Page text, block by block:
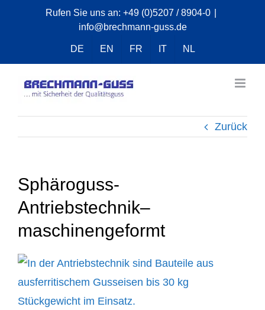
Rufen Sie uns an: +49 (0)5207 / 8904-0
info@brechmann-guss.de
DE EN FR IT NL
Zurück
Sphäroguss-
Antriebstechnik–
maschinengeformt